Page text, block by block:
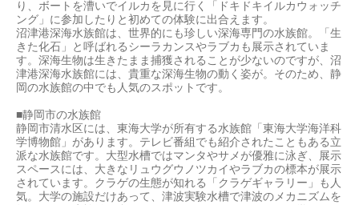
り、ボートを漕いでイルカを見に行く「ドキドキイルカウォッチ
ング」に参加したりと初めての体験に出合えます。
沼津港深海水族館は、世界的にも珍しい深海専門の水族館。「生
きた化石」と呼ばれるシーラカンスやラブカも展示されていま
す。深海生物は生きたまま捕獲されることが少ないのですが、沼
津港深海水族館には、貴重な深海生物の動く姿が。そのため、静
岡の水族館の中でも人気のスポットです。
■静岡市の水族館
静岡市清水区には、東海大学が所有する水族館「東海大学海洋科
学博物館」があります。テレビ番組でも紹介されたこともある立
派な水族館です。大型水槽ではマンタやサメが優雅に泳ぎ、展示
スペースには、大きなリュウグウノツカイやラブカの標本が展示
されています。クラゲの生態が知れる「クラゲギャラリー」も人
気。大学の施設だけあって、津波実験水槽で津波のメカニズムを